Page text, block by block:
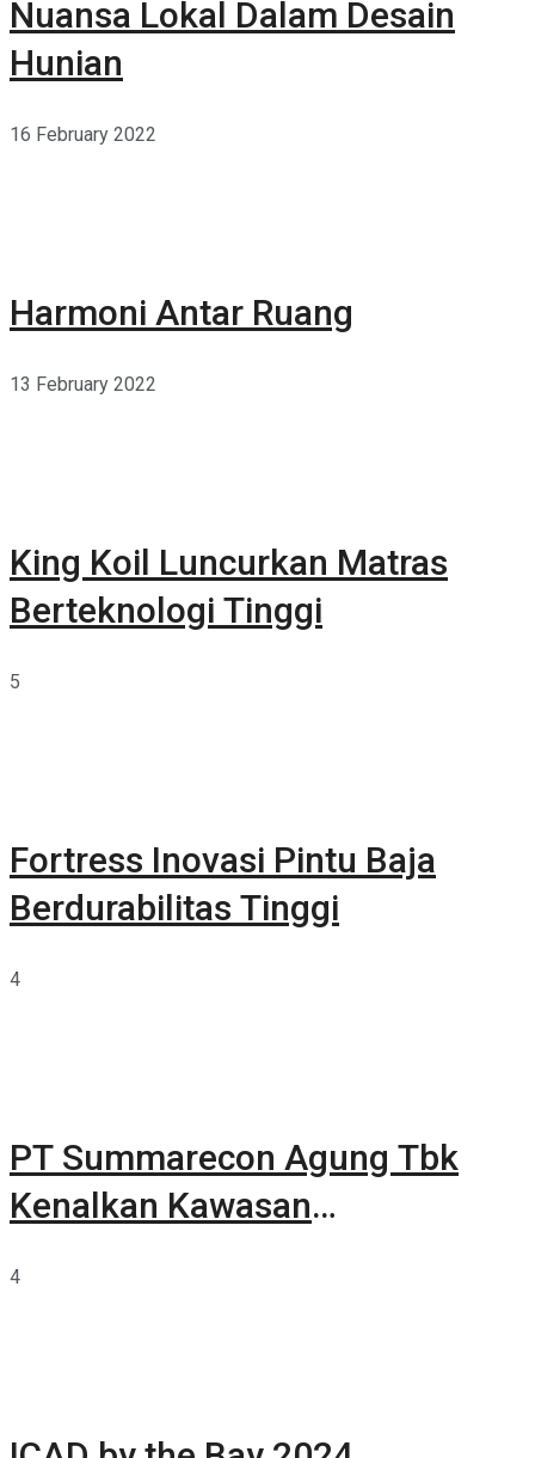
Nuansa Lokal Dalam Desain
Hunian
16 February 2022
Harmoni Antar Ruang
13 February 2022
King Koil Luncurkan Matras
Berteknologi Tinggi
5
Fortress Inovasi Pintu Baja
Berdurabilitas Tinggi
4
PT Summarecon Agung Tbk
Kenalkan Kawasan
4